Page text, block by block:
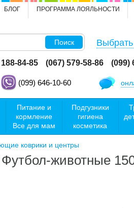
ПРОГРАММА ЛОЯЛЬНОСТИ
БЛОГ
Поиск
84-85 (067) 579-58-86 (099)
(099) 646-10-60
Питание и
кормление
Все для мам
Подгузники
гигиена
косметика
коврики и центры
животные